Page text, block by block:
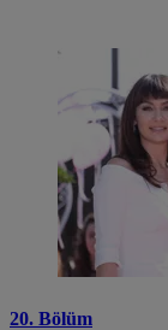
20. Bölüm